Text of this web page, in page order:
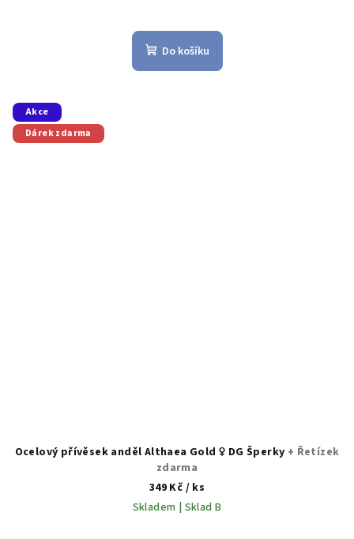
Do košíku
Akce
Dárek zdarma
Ocelový přívěsek anděl Althaea Gold ♀️ DG Šperky + Řetízek
zdarma
349 Kč / ks
Skladem | Sklad B